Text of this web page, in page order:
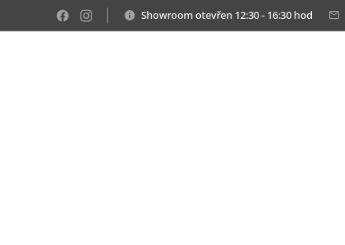
Showroom otevřen 12:30 - 16:30 hod